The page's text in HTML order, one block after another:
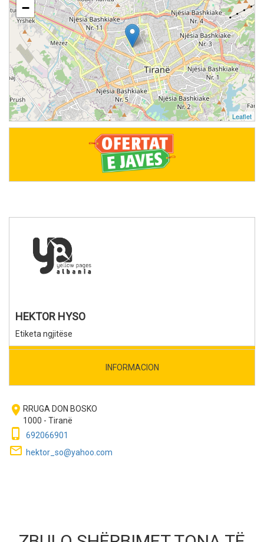
HEKTOR HYSO
Etiketa ngjitëse
INFORMACION
room RRUGA DON BOSKO
1000 - Tiranë
phone_iphone 692066901
mail_outline hektor_so@yahoo.com
−
Leaflet